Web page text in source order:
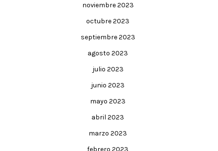
noviembre 2023
octubre 2023
septiembre 2023
agosto 2023
julio 2023
junio 2023
mayo 2023
abril 2023
marzo 2023
febrero 2023